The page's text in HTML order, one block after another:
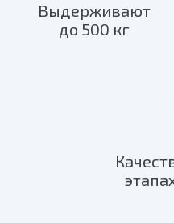
Выдерживают
до 500 кг